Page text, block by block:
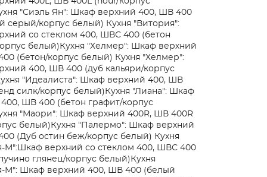
"Сиэль Ян": Шкаф верхний 400, ШВ 400
серый/корпус белый) Кухня "Витория":
со стеклом 400, ШВС 400 (бетон
белый) Кухня "Хелмер": Шкаф верхний
(бетон/корпус белый) Кухня "Хелмер":
400, ШВ 400 (дуб кальяри/корпус
"Идеалиста": Шкаф верхний 400, ШВ
силк/корпус белый) Кухня "Лиана": Шкаф
ШВ 400 (бетон графит/корпус
"Маори": Шкаф верхний 400R, ШВ 400R
белый) Кухня "Палермо": Шкаф верхний
(Дуб остин беж/корпус белый) Кухня
М":Шкаф верхний со стеклом 400, ШВС 400
глянец/корпус белый) Кухня
М": Шкаф верхний 400, ШВ 400 (белый